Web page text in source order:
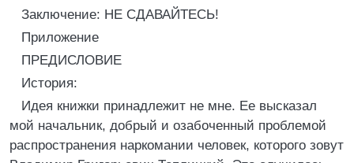
Заключение: НЕ СДАВАЙТЕСЬ!
Приложение
ПРЕДИСЛОВИЕ
История:
Идея книжки принадлежит не мне. Ее высказал
мой начальник, добрый и озабоченный проблемой
распространения наркомании человек, которого зовут